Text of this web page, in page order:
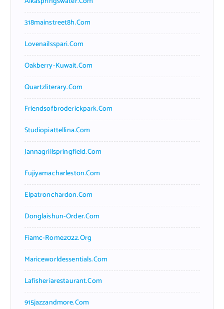
318mainstreet8h.com
Lovenailsspari.com
Oakberry-Kuwait.com
Quartzliterary.com
Friendsofbroderickpark.com
Studiopiattellina.com
Jannagrillspringfield.com
Fujiyamacharleston.com
Elpatronchardon.com
Donglaishun-Order.com
Fiamc-Rome2022.org
Mariceworldessentials.com
Lafisheriarestaurant.com
915jazzandmore.com